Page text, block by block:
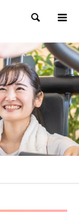
検索